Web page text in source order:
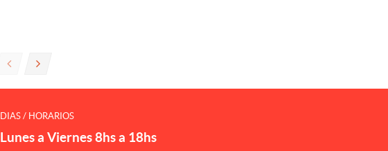
DIAS / HORARIOS
Lunes a Viernes 8hs a 18hs